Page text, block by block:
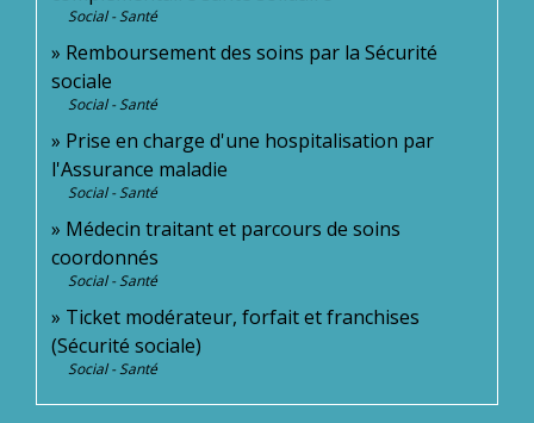
Social - Santé
Remboursement des soins par la Sécurité
sociale
Social - Santé
Prise en charge d'une hospitalisation par
l'Assurance maladie
Social - Santé
Médecin traitant et parcours de soins
coordonnés
Social - Santé
Ticket modérateur, forfait et franchises
(Sécurité sociale)
Social - Santé